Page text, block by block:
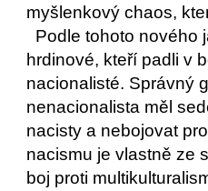
myšlenkový chaos,
hrdinové, kteří padli v
nacionalisté. Správný
nenacionalista měl
nacisty a nebojovat
nacismu je vlastně ze
boj proti